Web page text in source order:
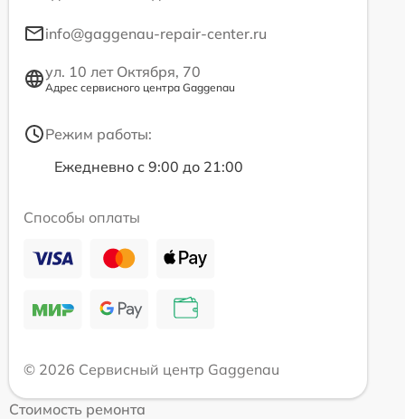
info@gaggenau-repair-center.ru
ул. 10 лет Октября, 70
Адрес сервисного центра Gaggenau
Режим работы:
Ежедневно с 9:00 до 21:00
Способы оплаты
© 2026 Сервисный центр Gaggenau
Стоимость ремонта